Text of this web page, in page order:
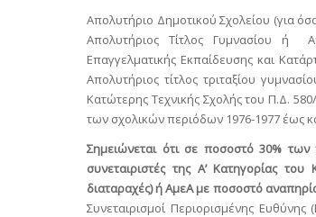
Απολυτήριο Δημοτικού Σχολείου (για
Απολυτήριος Τίτλος Γυμνασίου ή
Επαγγελματικής Εκπαίδευσης και
Απολυτήριος τίτλος τριταξίου
Κατώτερης Τεχνικής Σχολής του Π.Δ. 580/
των σχολικών περιόδων 1976-1977 έως
Σημειώνεται ότι σε ποσοστό 30%
συνεταιριστές της Α’ Κατηγορίας
διαταραχές) ή ΑμεΑ με ποσοστό
Συνεταιρισμοί Περιορισμένης